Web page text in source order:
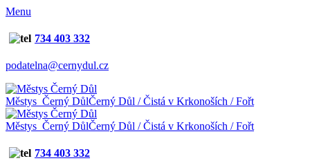
Menu
734 403 332
podatelna@cernydul.cz
Městys Černý DůlČerný Důl / Čistá v Krkonoších / Fořt
Městys Černý DůlČerný Důl / Čistá v Krkonoších / Fořt
734 403 332